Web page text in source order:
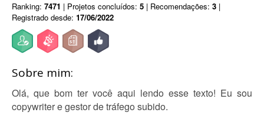
Ranking: 7471 | Projetos concluídos: 5 | Recomendações: 3 |
Registrado desde: 17/06/2022
Sobre mim:
Olá, que bom ter você aqui lendo esse texto! Eu sou
copywriter e gestor de tráfego subido.